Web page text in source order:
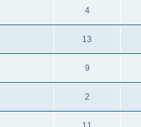
4
13
9
2